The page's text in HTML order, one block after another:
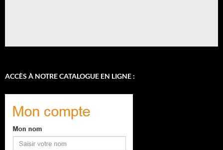
ACCÈS À NOTRE CATALOGUE EN LIGNE :